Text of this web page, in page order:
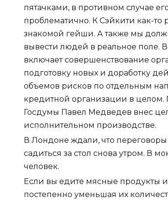
пятачками, в противном случае
проблематично. К Сэйкити как-
знакомой гейши. А также мы
вывести людей в реальное поле.
включает совершенствование
подготовку новых и доработку
объемов рисков по отдельным
кредитной организации в целом.
Госдумы Павел Медведев внес
исполнительном производстве.
В Лондоне ждали, что
садиться за стол снова утром. В
человек.
Если вы едите мясные продукты
постепенно уменьшая их